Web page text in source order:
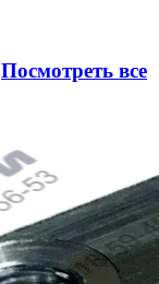
Посмотреть все